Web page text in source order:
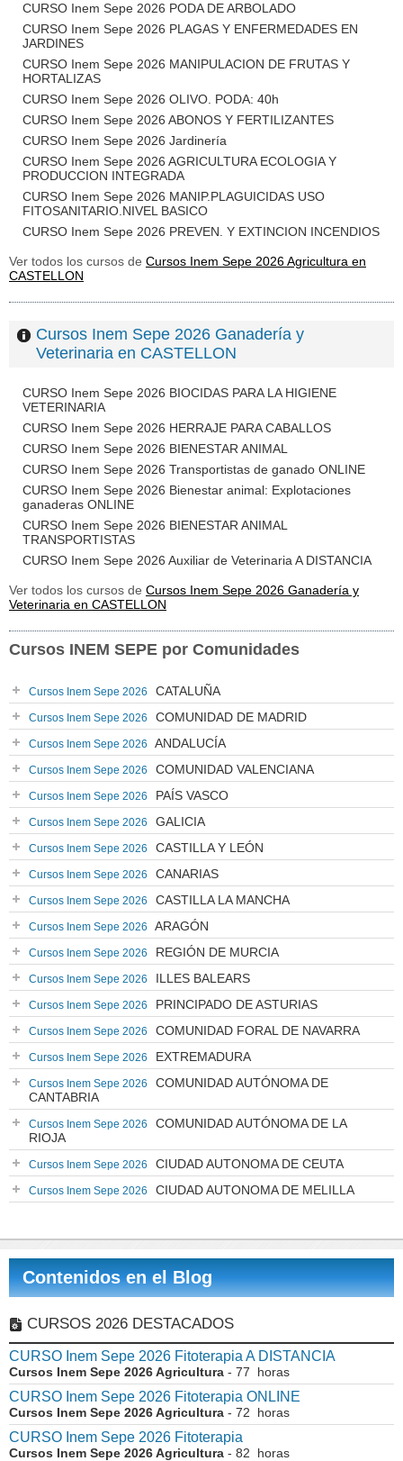
CURSO Inem Sepe 2026 PODA DE ARBOLADO
CURSO Inem Sepe 2026 PLAGAS Y ENFERMEDADES EN
JARDINES
CURSO Inem Sepe 2026 MANIPULACION DE FRUTAS Y
HORTALIZAS
CURSO Inem Sepe 2026 OLIVO. PODA: 40h
CURSO Inem Sepe 2026 ABONOS Y FERTILIZANTES
CURSO Inem Sepe 2026 Jardinería
CURSO Inem Sepe 2026 AGRICULTURA ECOLOGIA Y
PRODUCCION INTEGRADA
CURSO Inem Sepe 2026 MANIP.PLAGUICIDAS USO
FITOSANITARIO.NIVEL BASICO
CURSO Inem Sepe 2026 PREVEN. Y EXTINCION INCENDIOS
Ver todos los cursos de Cursos Inem Sepe 2026 Agricultura en
CASTELLON
Cursos Inem Sepe 2026 Ganadería y
Veterinaria en CASTELLON
CURSO Inem Sepe 2026 BIOCIDAS PARA LA HIGIENE
VETERINARIA
CURSO Inem Sepe 2026 HERRAJE PARA CABALLOS
CURSO Inem Sepe 2026 BIENESTAR ANIMAL
CURSO Inem Sepe 2026 Transportistas de ganado ONLINE
CURSO Inem Sepe 2026 Bienestar animal: Explotaciones
ganaderas ONLINE
CURSO Inem Sepe 2026 BIENESTAR ANIMAL
TRANSPORTISTAS
CURSO Inem Sepe 2026 Auxiliar de Veterinaria A DISTANCIA
Ver todos los cursos de Cursos Inem Sepe 2026 Ganadería y
Veterinaria en CASTELLON
Cursos INEM SEPE por Comunidades
Cursos Inem Sepe 2026 CATALUÑA
Cursos Inem Sepe 2026 COMUNIDAD DE MADRID
Cursos Inem Sepe 2026 ANDALUCÍA
Cursos Inem Sepe 2026 COMUNIDAD VALENCIANA
Cursos Inem Sepe 2026 PAÍS VASCO
Cursos Inem Sepe 2026 GALICIA
Cursos Inem Sepe 2026 CASTILLA Y LEÓN
Cursos Inem Sepe 2026 CANARIAS
Cursos Inem Sepe 2026 CASTILLA LA MANCHA
Cursos Inem Sepe 2026 ARAGÓN
Cursos Inem Sepe 2026 REGIÓN DE MURCIA
Cursos Inem Sepe 2026 ILLES BALEARS
Cursos Inem Sepe 2026 PRINCIPADO DE ASTURIAS
Cursos Inem Sepe 2026 COMUNIDAD FORAL DE NAVARRA
Cursos Inem Sepe 2026 EXTREMADURA
Cursos Inem Sepe 2026
COMUNIDAD AUTÓNOMA DE
CANTABRIA
Cursos Inem Sepe 2026
COMUNIDAD AUTÓNOMA DE LA
RIOJA
Cursos Inem Sepe 2026 CIUDAD AUTONOMA DE CEUTA
Cursos Inem Sepe 2026 CIUDAD AUTONOMA DE MELILLA
Contenidos en el Blog
CURSOS 2026 DESTACADOS
CURSO Inem Sepe 2026 Fitoterapia A DISTANCIA
Cursos Inem Sepe 2026 Agricultura - 77 horas
CURSO Inem Sepe 2026 Fitoterapia ONLINE
Cursos Inem Sepe 2026 Agricultura - 72 horas
CURSO Inem Sepe 2026 Fitoterapia
Cursos Inem Sepe 2026 Agricultura - 82 horas